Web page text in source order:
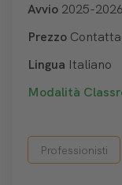
Avvio 2025-2026
Prezzo
Lingua Italiano
Modalità
Professionisti